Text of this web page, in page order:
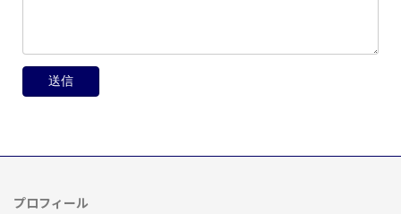
プロフィール